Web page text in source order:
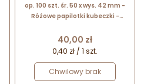
op. 100 szt. śr. 50 x wys. 42 mm -
Różowe papilotki kubeczki -
babeczek
Cena
40,00 zł
0,40 zł / 1 szt.
Chwilowy brak